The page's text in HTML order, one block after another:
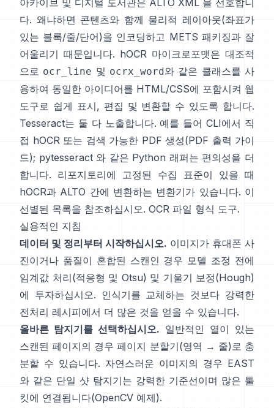
아카이브 및 디지털 도서관은 ALTO XML 을 선호합니
다. 왜냐하면 콘텐츠와 함께 물리적 레이아웃(좌표가
있는 블록/줄/단어)을 인코딩하고 METS 패키징과 잘
어울리기 때문입니다. hOCR 마이크로포맷은 대조적
으로 ocr_line 및 ocrx_word와 같은 클래스를 사
용하여 동일한 아이디어를 HTML/CSS에 포함시켜 웹
도구로 쉽게 표시, 편집 및 변환할 수 있도록 합니다.
Tesseract는 둘 다 노출합니다. 예를 들어 CLI에서 직
접 hOCR 또는 검색 가능한 PDF 생성(PDF 출력 가이
드); pytesseract 와 같은 Python 래퍼는 편의성을 더
합니다. 리포지토리에 고정된 수집 표준이 있을 때
hOCR과 ALTO 간에 변환하는 변환기가 있습니다. 이
선별된 목록을 참조하십시오. OCR 파일 형식 도구.
실용적인 지침
데이터 및 정리부터 시작하십시오. 이미지가 휴대폰 사
진이거나 품질이 혼합된 스캔인 경우 모델 조정 전에
임계값 처리(적응형 및 Otsu) 및 기울기 보정(Hough)
에 투자하십시오. 인식기를 교체하는 것보다 강력한
전처리 레시피에서 더 많은 것을 얻을 수 있습니다.
올바른 탐지기를 선택하십시오. 일반적인 열이 있는
스캔된 페이지의 경우 페이지 분할기(영역 → 줄)로 충
분할 수 있습니다. 자연스러운 이미지의 경우 EAST
와 같은 단일 샷 탐지기는 강력한 기준선이며 많은 툴
킷에 연결됩니다(OpenCV 예제).